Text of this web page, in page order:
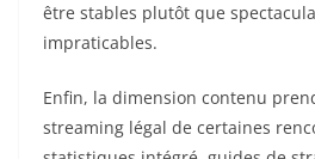
être stables plutôt que
impraticables.
Enfin, la dimension contenu
streaming légal de certaines